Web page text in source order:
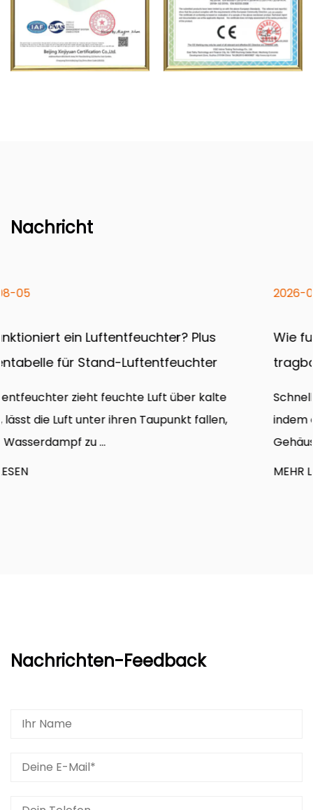
Nachricht
Wie funktionieren Kanalventilatoren? Typen,
tragbare Metallgebläse und CFM-Leitfaden
Schnelle Antwort Ein Kanalventilator funktioniert,
indem er ein motorbetriebenes Laufrad in einem
Gehäuse dreht...
Nachrichten-Feedback